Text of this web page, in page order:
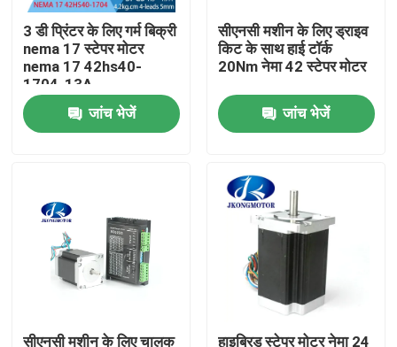
गुणवत्ता नियंत्रण
संपर्क करें
एकीकृत स्टेपर सर्वो मोटर
एकीकृत डीसी सर्वो मोटर
ब्रशलेस डीसी मोटर
3 डी प्रिंटर के लिए गर्म बिक्री
nema 17 स्टेपर मोटर
nema 17 42hs40-
1704-13A
जांच भेजें
सीएनसी मशीन के लिए ड्राइव
किट के साथ हाई टॉर्क
20Nm नेमा 42 स्टेपर मोटर
जांच भेजें
सीएनसी मशीन के लिए चालक हाइब्रिड स्टेपर मोटर नेमा 24